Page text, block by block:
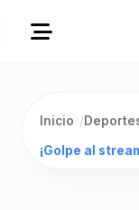
Inicio /